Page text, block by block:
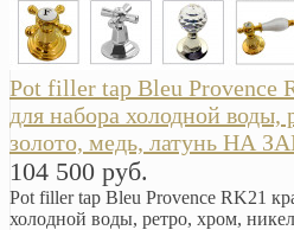
Pot filler tap Bleu Provence
для набора холодной воды,
золото, медь, латунь НА
104 500 руб.
Pot filler tap Bleu Provence RK21
холодной воды, ретро, хром,